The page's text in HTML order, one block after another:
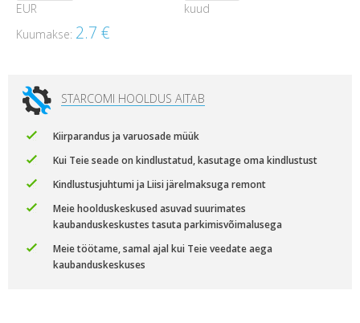
EUR
kuud
Kuumakse: 2.7 €
STARCOMI HOOLDUS AITAB
Kiirparandus ja varuosade müük
Kui Teie seade on kindlustatud, kasutage oma kindlustust
Kindlustusjuhtumi ja Liisi järelmaksuga remont
Meie hoolduskeskused asuvad suurimates
kaubanduskeskustes tasuta parkimisvõimalusega
Meie töötame, samal ajal kui Teie veedate aega
kaubanduskeskuses